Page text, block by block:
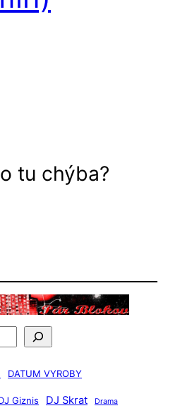
tu chýba?
DATUM VYROBY
Giznis DJ Skrat Drama